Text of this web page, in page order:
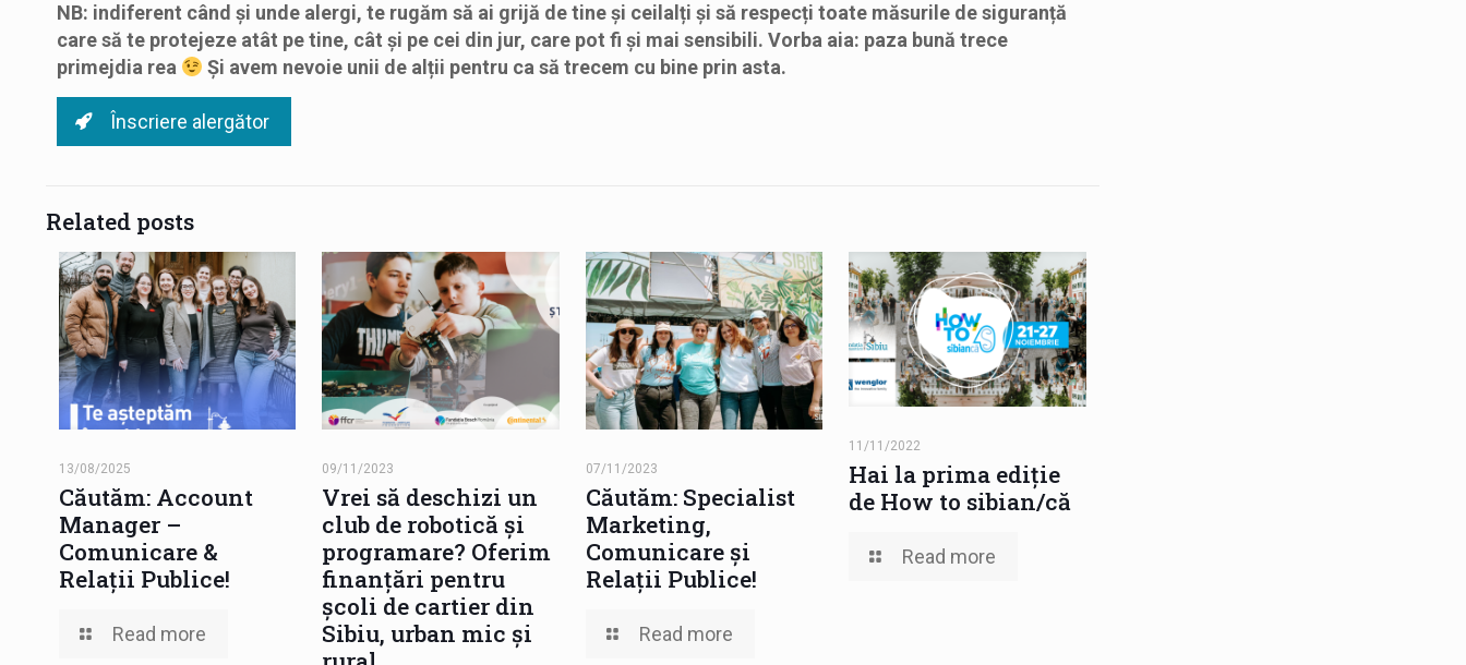
NB: indiferent când și unde alergi, te rugăm să ai grijă de tine și ceilalți și să respecți toate măsurile de siguranță
care să te protejeze atât pe tine, cât și pe cei din jur, care pot fi și mai sensibili. Vorba aia: paza bună trece
primejdia rea
Și avem nevoie unii de alții pentru ca să trecem cu bine prin asta.
Înscriere alergător
Related posts
13/08/2025
Căutăm: Account
Manager –
Comunicare &
Relații Publice!
Read more
09/11/2023
Vrei să deschizi un
club de robotică și
programare? Oferim
finanțări pentru
școli de cartier din
Sibiu, urban mic și
07/11/2023
Căutăm: Specialist
Marketing,
Comunicare și
Relații Publice!
Read more
11/11/2022
Hai la prima ediție
de How to sibian/că
Read more